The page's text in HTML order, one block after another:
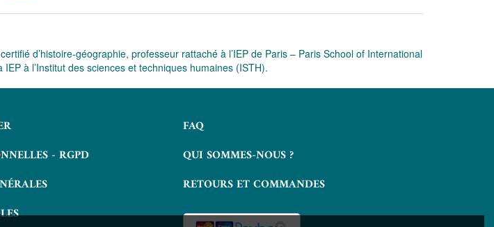
d’histoire-géographie, professeur rattaché à l’IEP de Paris – Paris School of International
à l’Institut des sciences et techniques humaines (ISTH).
- RGPD
FAQ
QUI SOMMES-NOUS ?
RETOURS ET COMMANDES